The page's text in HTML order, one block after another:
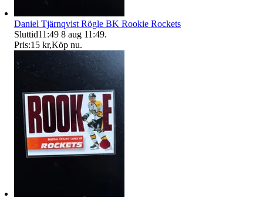
Daniel Tjärnqvist Rögle BK Rookie Rockets
Sluttid11:49 8 aug 11:49.
Pris:15 kr,Köp nu.